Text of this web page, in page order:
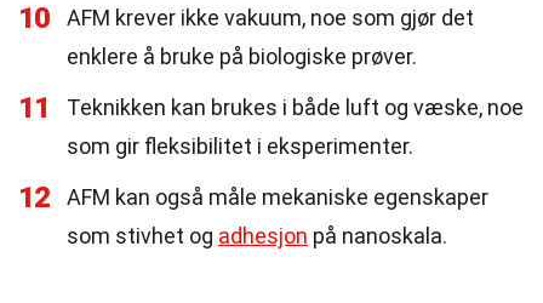
10
AFM krever ikke vakuum, noe som gjør det
enklere å bruke på biologiske prøver.
11
Teknikken kan brukes i både luft og væske, noe
som gir fleksibilitet i eksperimenter.
12
AFM kan også måle mekaniske egenskaper
som stivhet og adhesjon på nanoskala.